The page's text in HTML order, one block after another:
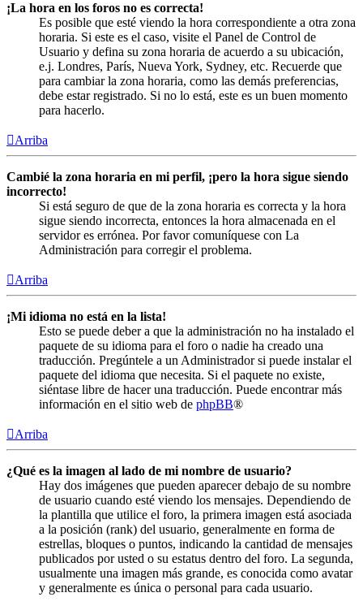
¡La hora en los foros no es correcta!
Es posible que esté viendo la hora correspondiente a otra zona
horaria. Si este es el caso, visite el Panel de Control de
Usuario y defina su zona horaria de acuerdo a su ubicación,
e.j. Londres, París, Nueva York, Sydney, etc. Recuerde que
para cambiar la zona horaria, como las demás preferencias,
debe estar registrado. Si no lo está, este es un buen momento
para hacerlo.
Arriba
Cambié la zona horaria en mi perfil, ¡pero la hora sigue siendo
incorrecto!
Si está seguro de que de la zona horaria es correcta y la hora
sigue siendo incorrecta, entonces la hora almacenada en el
servidor es errónea. Por favor comuníquese con La
Administración para corregir el problema.
Arriba
¡Mi idioma no está en la lista!
Esto se puede deber a que la administración no ha instalado el
paquete de su idioma para el foro o nadie ha creado una
traducción. Pregúntele a un Administrador si puede instalar el
paquete del idioma que necesita. Si el paquete no existe,
siéntase libre de hacer una traducción. Puede encontrar más
información en el sitio web de phpBB®
Arriba
¿Qué es la imagen al lado de mi nombre de usuario?
Hay dos imágenes que pueden aparecer debajo de su nombre
de usuario cuando esté viendo los mensajes. Dependiendo de
la plantilla que utilice el foro, la primera imagen está asociada
a la posición (rank) del usuario, generalmente en forma de
estrellas, bloques o puntos, indicando la cantidad de mensajes
publicados por usted o su estatus dentro del foro. La segunda,
usualmente una imagen más grande, es conocida como avatar
y generalmente es única o personal para cada usuario.